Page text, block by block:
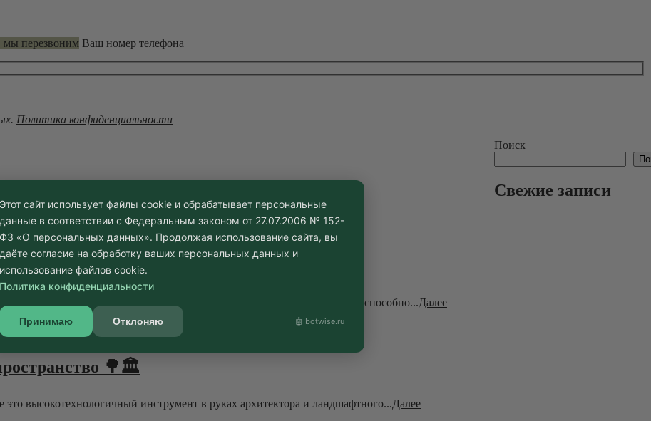
мы перезвоним Ваш номер телефона
Политика конфиденциальности
🏙️
улиц и агрессивная среда диктуют свои правила. Какое дерево способно...Далее
·Блог
🌳🏛
высокотехнологичный инструмент в руках архитектора и ландшафтного...Далее
Поиск
Свежие записи
Этот сайт использует файлы cookie и обрабатывает персональные
данные в соответствии с Федеральным законом от 27.07.2006 № 152-
ФЗ «О персональных данных». Продолжая использование сайта, вы
даёте согласие на обработку ваших персональных данных и
использование файлов cookie.
Политика конфиденциальности
Принимаю Отклоняю 🤖 botwise.ru